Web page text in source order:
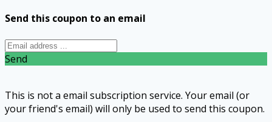
Send this coupon to an email
Send
This is not a email subscription service. Your email (or
your friend's email) will only be used to send this coupon.